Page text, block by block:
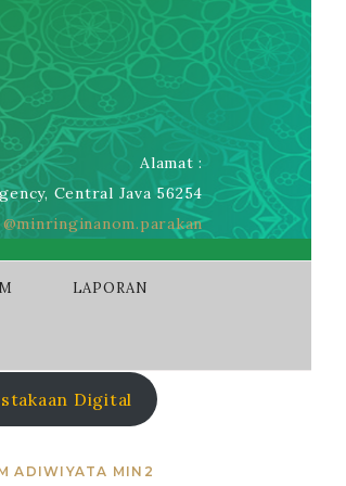
Alamat :
Central Java 56254
@minringinanom.parakan
LAPORAN
Digital
ADIWIYATA MIN2